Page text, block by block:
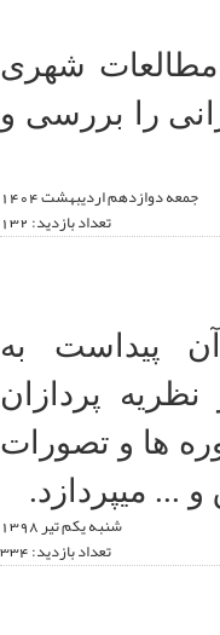
شهری
را بررسی و
جمعه دوازدهم ارديبهشت 1404
تعداد بازدید: 132
پیداست به
پردازان
ها و تصورات
میپردازد.
شنبه یکم تير 1398
تعداد بازدید: 334